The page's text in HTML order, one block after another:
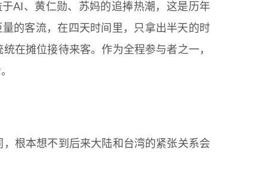
AI、黄仁勋、苏妈的追捧热潮，这是历年
的客流，在四天时间里，只拿出半天的时
在摊位接待来客。作为全程参与者之一，
根本想不到后来大陆和台湾的紧张关系会